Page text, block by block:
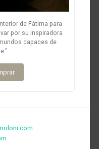
de Fátima para
por su inspiradora
capaces de